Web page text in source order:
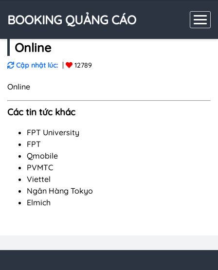
BOOKING QUẢNG CÁO
Online
Cập nhật lúc: 12789
Online
Các tin tức khác
FPT University
FPT
Qmobile
PVMTC
Viettel
Ngân Hàng Tokyo
Elmich